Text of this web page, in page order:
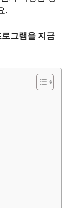
.
그램을 지금